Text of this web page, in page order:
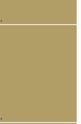
мм белая,